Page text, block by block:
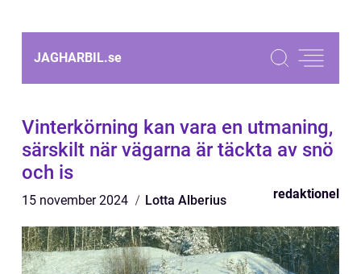
JAGHARBIL.se
Vinterkörning kan vara en utmaning,
särskilt när vägarna är täckta av snö
och is
15 november 2024 Lotta Alberius redaktionel